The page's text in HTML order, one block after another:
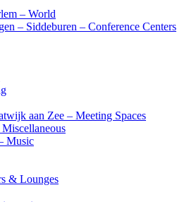
– World
– Siddeburen – Conference Centers
aan Zee – Meeting Spaces
Music
& Lounges